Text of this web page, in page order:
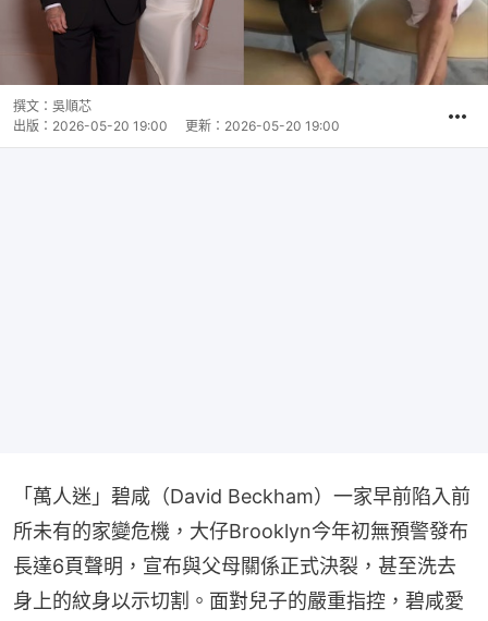
撰文： 吳順芯
出版： 2026-05-20 19:00 更新： 2026-05-20 19:00
「萬人迷」碧咸（David Beckham）一家早前陷入前
所未有的家變危機，大仔Brooklyn今年初無預警發布
長達6頁聲明，宣布與父母關係正式決裂，甚至洗去
身上的紋身以示切割。面對兒子的嚴重指控，碧咸愛